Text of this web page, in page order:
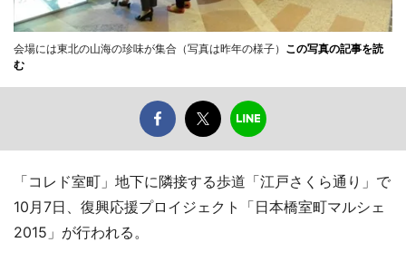
会場には東北の山海の珍味が集合（写真は昨年の様子） この写真の記事を読
む
「コレド室町」地下に隣接する歩道「江戸さくら通り」で
10月7日、復興応援プロイジェクト「日本橋室町マルシェ
2015」が行われる。